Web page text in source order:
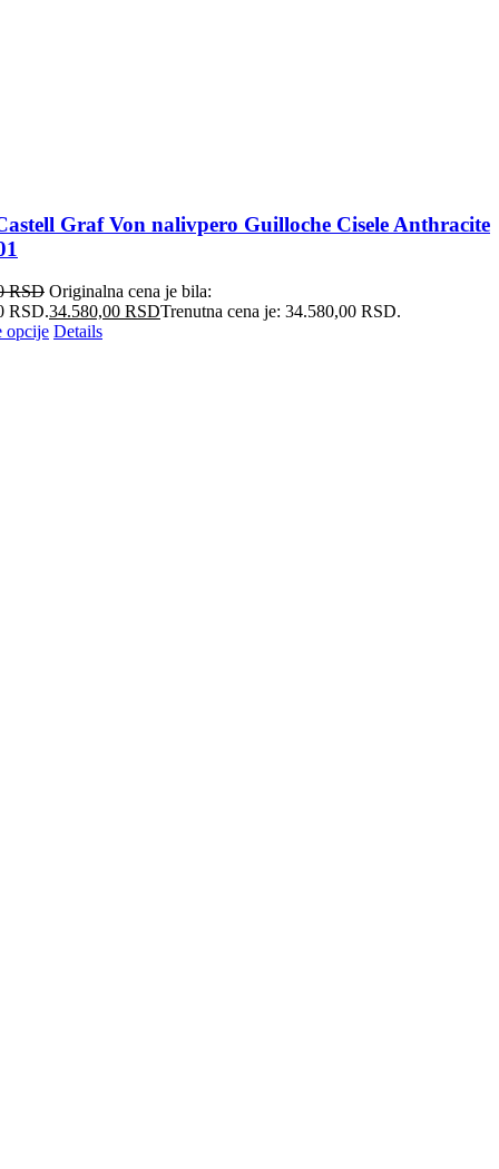
Graf Von nalivpero Guilloche Cisele Anthracite
RSD Originalna cena je bila:
RSD.34.580,00 RSDTrenutna cena je: 34.580,00 RSD.
opcije Details